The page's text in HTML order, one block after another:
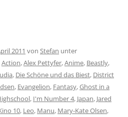
2011 von Stefan unter
Action,Alex Pettyfer,Anime, Beastly,
, Die Schöne und das Biest, District
, Evangelion, Fantasy,Ghost in a
, I'm Number 4, Japan, Jared
10, Leo, Manu, Mary-Kate Olsen,